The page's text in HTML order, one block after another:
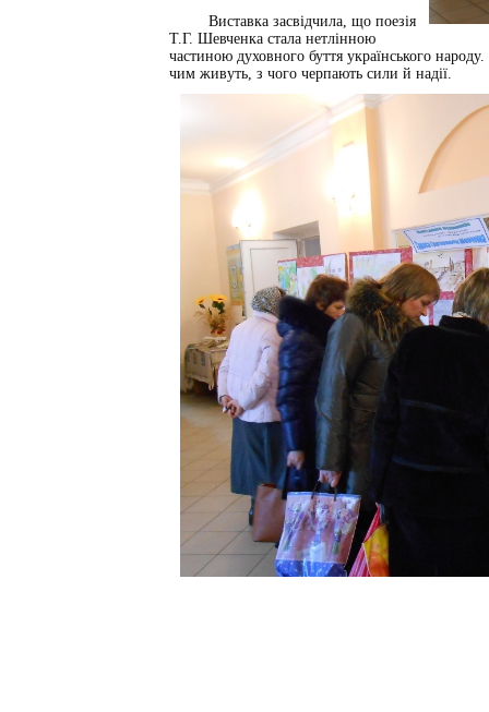
Виставка засвідчила, що поезія
Т.Г. Шевченка стала нетлінною
частиною духовного буття українського
чим живуть, з чого черпають сили й надії.